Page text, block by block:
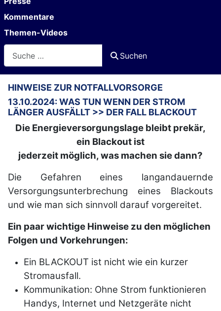
Kommentare
Themen-Videos
Suchen
HINWEISE ZUR NOTFALLVORSORGE
13.10.2024: WAS TUN WENN DER STROM
LÄNGER AUSFÄLLT >> DER FALL BLACKOUT
Die Energieversorgungslage bleibt prekär,
ein Blackout ist
jederzeit möglich, was machen sie dann?
Die Gefahren eines langandauernde
Versorgungsunterbrechung eines Blackouts
und wie man sich sinnvoll darauf vorgereitet.
Ein paar wichtige Hinweise zu den möglichen
Folgen und Vorkehrungen:
Ein BLACKOUT ist nicht wie ein kurzer
Stromausfall.
Kommunikation: Ohne Strom funktionieren
Handys, Internet und Netzgeräte nicht